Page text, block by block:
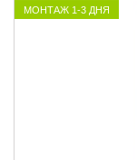
МОНТАЖ 1-3 ДНЯ